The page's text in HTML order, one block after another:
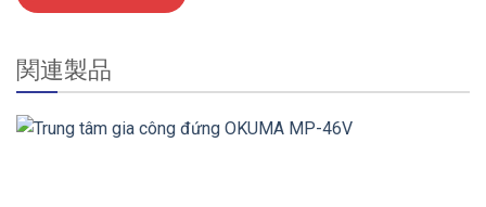
関連製品